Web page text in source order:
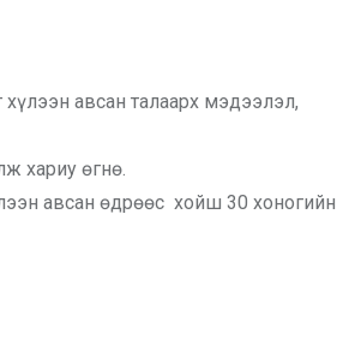
авсан талаарх мэдээлэл,
хариу өгнө.
авсан өдрөөс хойш 30 хоногийн